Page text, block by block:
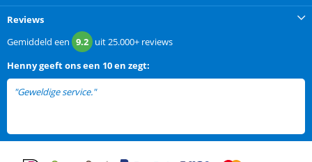
Reviews
Gemiddeld een 9.2 uit25.000+ reviews
Hennygeeft ons een 10 en zegt:
"Geweldige service."